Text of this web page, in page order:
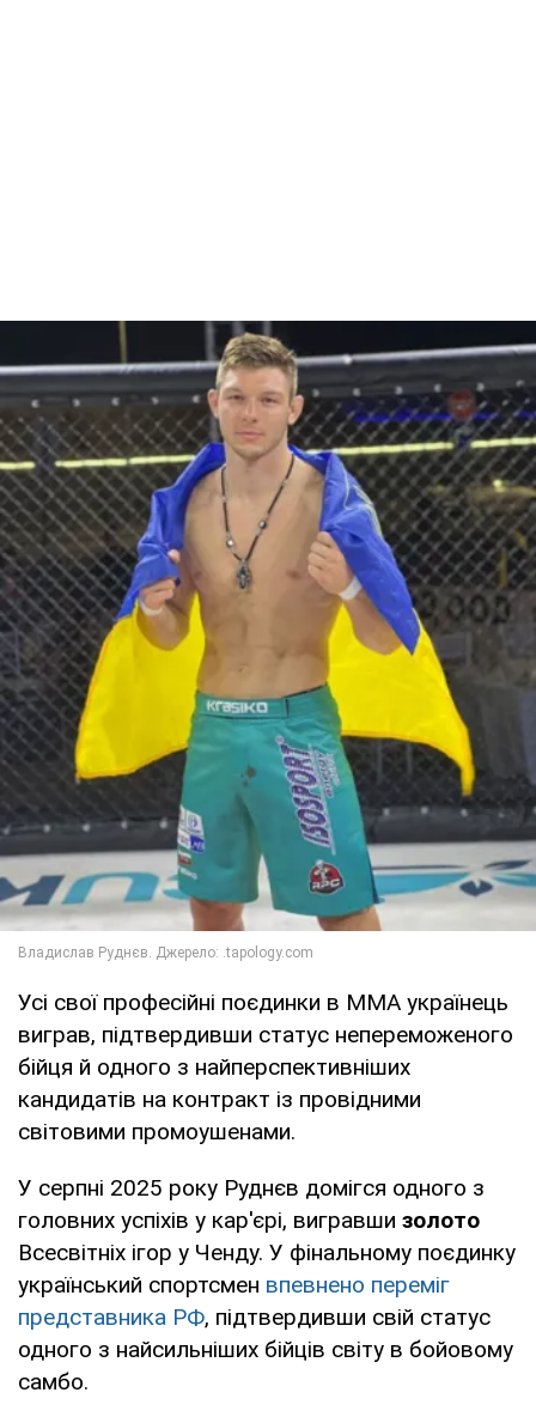
Усі свої професійні поєдинки в MMA українець
виграв, підтвердивши статус непереможеного
бійця й одного з найперспективніших
кандидатів на контракт із провідними
світовими промоушенами.
У серпні 2025 року Руднєв домігся одного з
головних успіхів у кар'єрі, вигравши золото
Всесвітніх ігор у Ченду. У фінальному поєдинку
український спортсмен впевнено переміг
представника РФ, підтвердивши свій статус
одного з найсильніших бійців світу в бойовому
самбо.